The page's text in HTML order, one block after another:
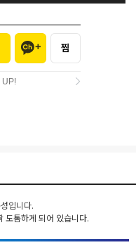
UP!
입니다.
도톰하게 되어 있습니다.